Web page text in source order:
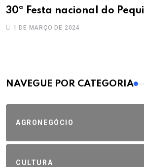
30ª Festa nacional do Pequi
1 DE MARÇO DE 2024
MAIS VISTOS
NAVEGUE POR CATEGORIA
AGRONEGÓCIO
CULTURA